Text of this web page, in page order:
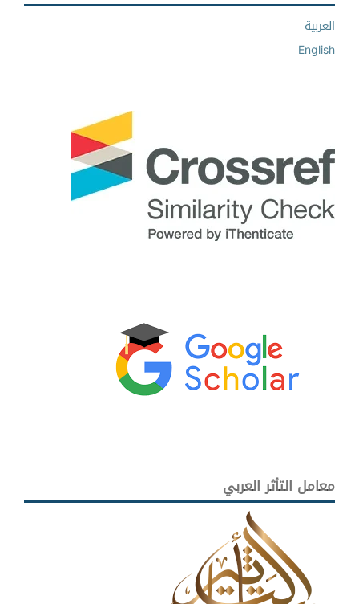
العربية
English
معامل التأثر العربي